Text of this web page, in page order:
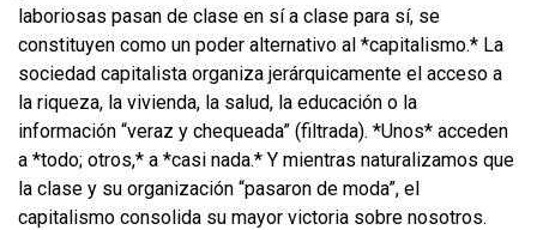
laboriosas pasan de clase en sí a clase para sí, se
constituyen como un poder alternativo al *capitalismo.* La
sociedad capitalista organiza jerárquicamente el acceso a
la riqueza, la vivienda, la salud, la educación o la
información “veraz y chequeada” (filtrada). *Unos* acceden
a *todo; otros,* a *casi nada.* Y mientras naturalizamos que
la clase y su organización “pasaron de moda”, el
capitalismo consolida su mayor victoria sobre nosotros.